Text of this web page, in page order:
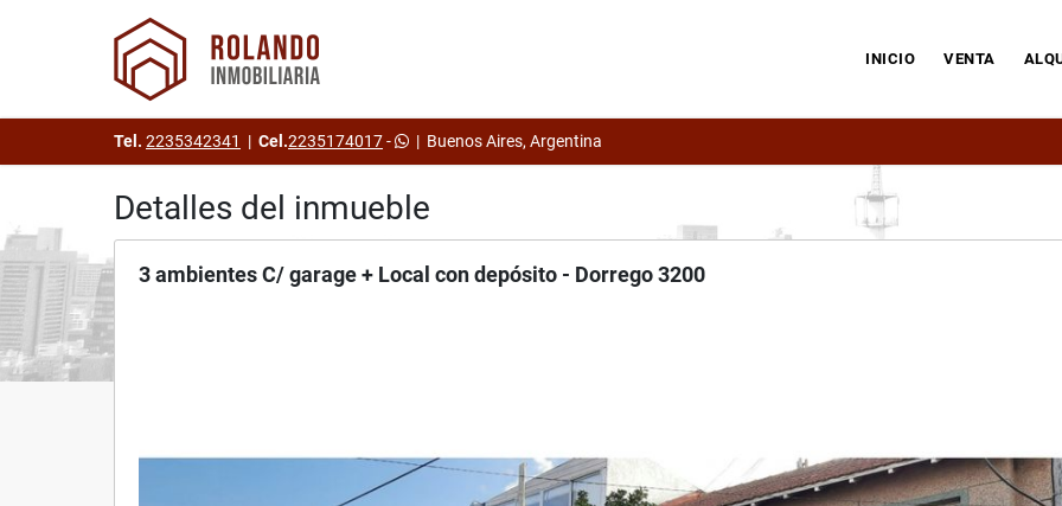
INICIO VENTA
Tel. 2235342341 | Cel.2235174017- | Buenos Aires, Argentina
Detalles del inmueble
3 ambientes C/ garage + Local con depósito - Dorrego 3200